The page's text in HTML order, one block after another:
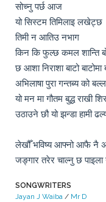
सोच्नु पर्छ आज
यो सिस्टम तिमिलाइ लखेट्छ
तिमी न आतिउ नभाग
किन कि फुल्छ कमल शान्ति
छ आशा निराशा बाटो बाटोमा
अभिलाषा पुरा गन्तब्य को
यो मन मा गौतम बुद्ध राखी
उठाउने छौ यो झन्डा हामी
लेखौँ भविष्य आफ्नो आफै नै
जङ्गार तरेर चाल्नु छ
SONGWRITERS
Jayan J Waiba / Mr D